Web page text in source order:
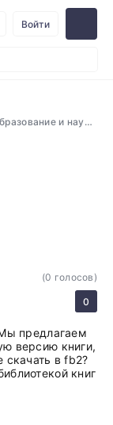
Войти
Биографии и мемуары, Образование и наука, Романы
(0 голосов)
0
предлагаем
версию книги,
скачать в fb2?
книг